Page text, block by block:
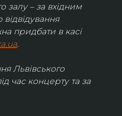
залу – за вхідним
придбати в касі
.
Львівського
час концерту та за